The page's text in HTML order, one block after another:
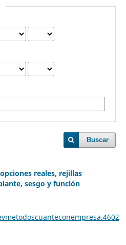
Buscar
reales, rejillas
sesgo y función